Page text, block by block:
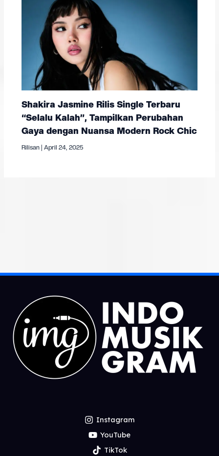
Shakira Jasmine Rilis Single Terbaru
“Selalu Kalah”, Tampilkan Perubahan
Gaya dengan Nuansa Modern Rock Chic
Rilisan |April 24, 2025
Instagram
YouTube
TikTok